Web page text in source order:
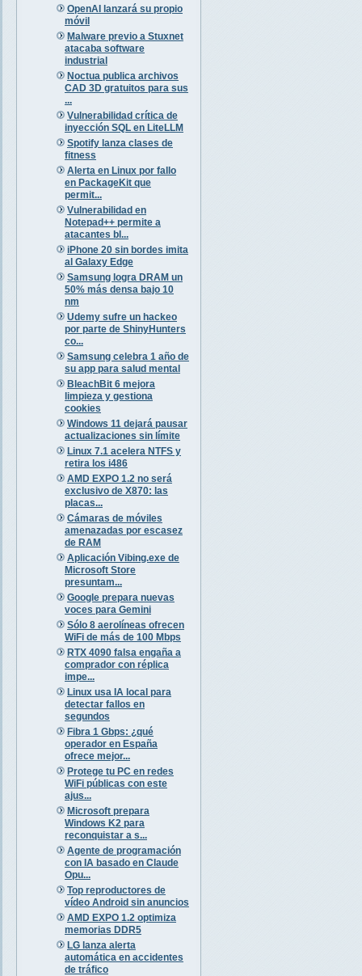
OpenAI lanzará su propio
móvil
Malware previo a Stuxnet
atacaba software
industrial
Noctua publica archivos
CAD 3D gratuitos para sus
...
Vulnerabilidad crítica de
inyección SQL en LiteLLM
Spotify lanza clases de
fitness
Alerta en Linux por fallo
en PackageKit que
permit...
Vulnerabilidad en
Notepad++ permite a
atacantes bl...
iPhone 20 sin bordes imita
al Galaxy Edge
Samsung logra DRAM un
50% más densa bajo 10
nm
Udemy sufre un hackeo
por parte de ShinyHunters
co...
Samsung celebra 1 año de
su app para salud mental
BleachBit 6 mejora
limpieza y gestiona
cookies
Windows 11 dejará pausar
actualizaciones sin límite
Linux 7.1 acelera NTFS y
retira los i486
AMD EXPO 1.2 no será
exclusivo de X870: las
placas...
Cámaras de móviles
amenazadas por escasez
de RAM
Aplicación Vibing.exe de
Microsoft Store
presuntam...
Google prepara nuevas
voces para Gemini
Sólo 8 aerolíneas ofrecen
WiFi de más de 100 Mbps
RTX 4090 falsa engaña a
comprador con réplica
impe...
Linux usa IA local para
detectar fallos en
segundos
Fibra 1 Gbps: ¿qué
operador en España
ofrece mejor...
Protege tu PC en redes
WiFi públicas con este
ajus...
Microsoft prepara
Windows K2 para
reconquistar a s...
Agente de programación
con IA basado en Claude
Opu...
Top reproductores de
vídeo Android sin anuncios
AMD EXPO 1.2 optimiza
memorias DDR5
LG lanza alerta
automática en accidentes
de tráfico